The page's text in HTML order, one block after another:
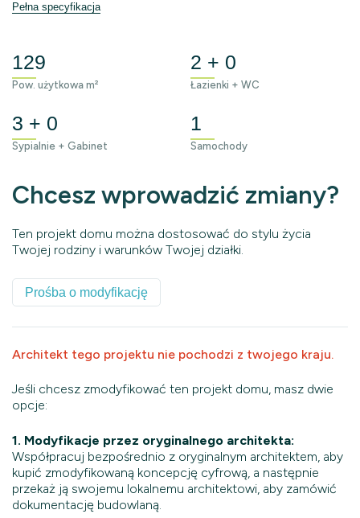
Pełna specyfikacja
129
Pow. użytkowa m²
2 + 0
Łazienki + WC
3 + 0
Sypialnie + Gabinet
1
Samochody
Chcesz wprowadzić zmiany?
Ten projekt domu można dostosować do stylu życia
Twojej rodziny i warunków Twojej działki.
Prośba o modyfikację
Architekt tego projektu nie pochodzi z twojego kraju.
Jeśli chcesz zmodyfikować ten projekt domu, masz dwie
opcje:
1. Modyfikacje przez oryginalnego architekta:
Współpracuj bezpośrednio z oryginalnym architektem, aby
kupić zmodyfikowaną koncepcję cyfrową, a następnie
przekaż ją swojemu lokalnemu architektowi, aby zamówić
dokumentację budowlaną.